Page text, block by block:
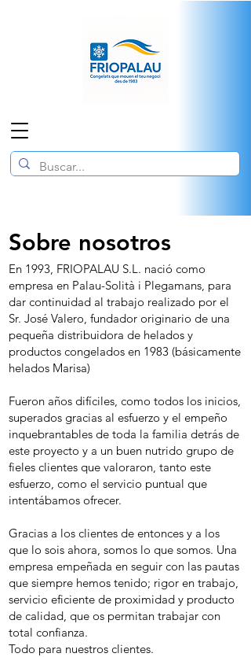
Sobre nosotros
En 1993, FRIOPALAU S.L. nació como
empresa en Palau-Solità i Plegamans, para
dar continuidad al trabajo realizado por el
Sr. José Valero, fundador originario de una
pequeña distribuidora de helados y
productos congelados en 1983 (básicamente
helados Marisa)
Fueron años difíciles, como todos los inicios,
superados gracias al esfuerzo y el empeño
inquebrantables de toda la familia detrás de
este proyecto y a un buen nutrido grupo de
fieles clientes que valoraron, tanto este
esfuerzo, como el servicio puntual que
intentábamos ofrecer.
Gracias a los clientes de entonces y a los
que lo sois ahora, somos lo que somos. Una
empresa empeñada en seguir con las pautas
que siempre hemos tenido; rigor en trabajo,
servicio eficiente de proximidad y producto
de calidad, que os permitan trabajar con
total confianza.
Todo para nuestros clientes.